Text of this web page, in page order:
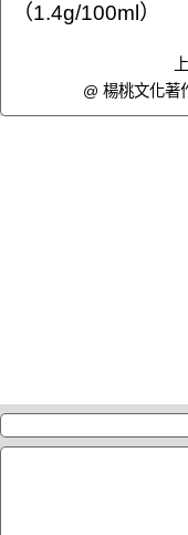
（1.4g/100ml）
@ 楊桃文化著